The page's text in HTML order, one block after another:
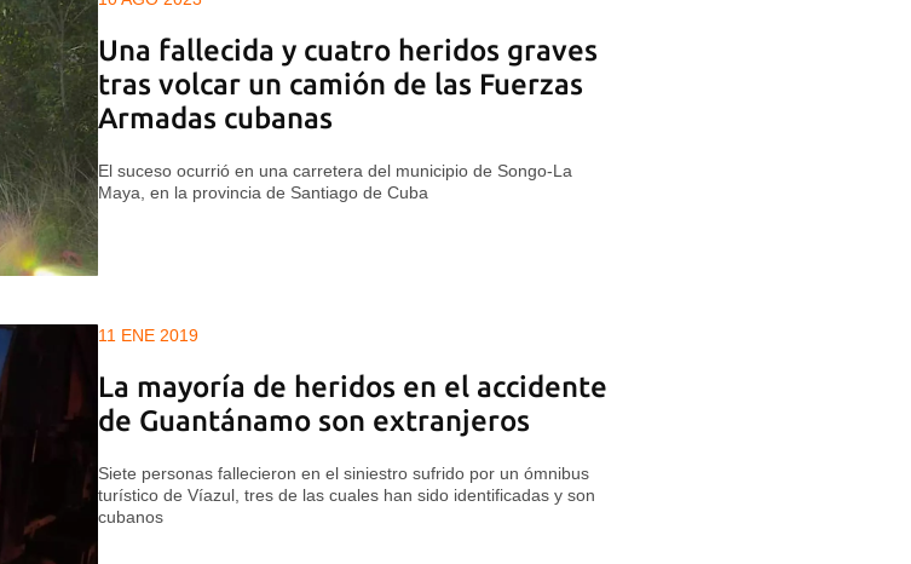
Una fallecida y cuatro heridos graves
tras volcar un camión de las Fuerzas
Armadas cubanas
El suceso ocurrió en una carretera del municipio de Songo-La
Maya, en la provincia de Santiago de Cuba
11 ENE 2019
La mayoría de heridos en el accidente
de Guantánamo son extranjeros
Siete personas fallecieron en el siniestro sufrido por un ómnibus
turístico de Víazul, tres de las cuales han sido identificadas y son
cubanos